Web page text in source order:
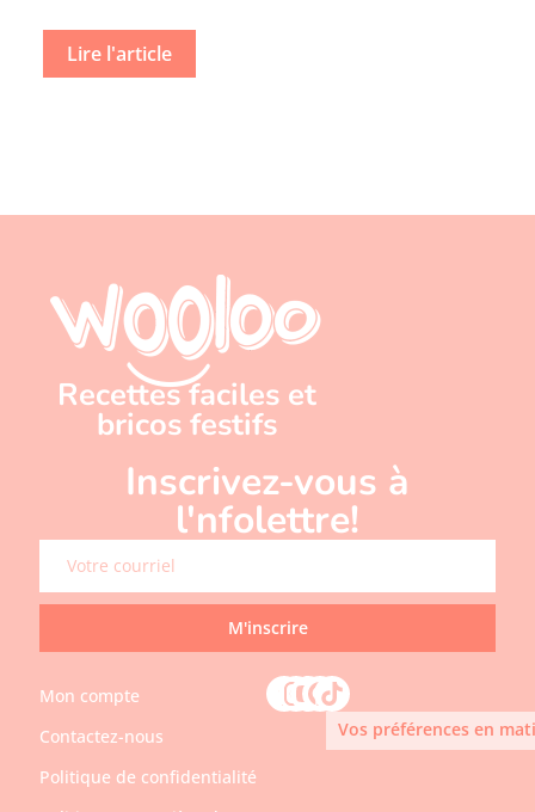
Lire l'article
Recettes faciles et
bricos festifs
Inscrivez-vous à
l'nfolettre!
M'inscrire
Mon compte
Contactez-nous
Politique de confidentialité
Vos préférences en